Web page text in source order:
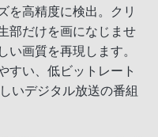
を高精度に検出。クリ
部だけを画になじませ
い画質を再現します。
すい、低ビットレート
いデジタル放送の番組